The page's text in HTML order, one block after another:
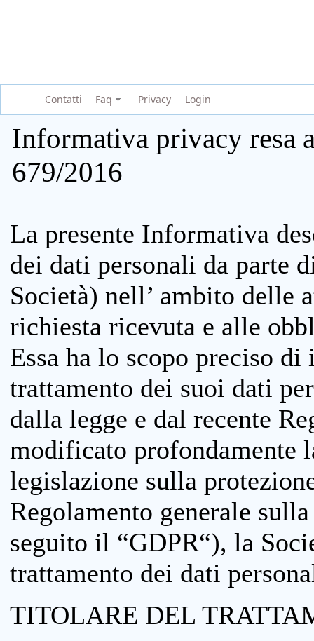
Contatti Faq Privacy Login
Informativa privacy resa
679/2016
La presente Informativa
dei dati personali da parte
Società) nell’ ambito delle
richiesta ricevuta e alle
Essa ha lo scopo preciso
trattamento dei suoi dati
dalla legge e dal recente
modificato profondamente
legislazione sulla
Regolamento generale
seguito il “GDPR“), la
trattamento dei dati
TITOLARE DEL